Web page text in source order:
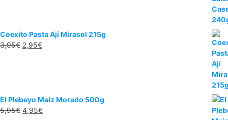
Coexito Pasta Ají Mirasol 215g
3,95€ 2,95€
El Plebeyo Maiz Morado 500g
5,95€ 4,95€